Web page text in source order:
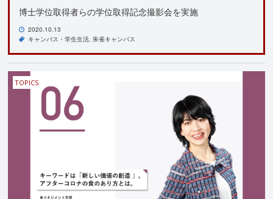
博士学位取得者らの学位取得記念撮影会を実施
2020.10.13
キャンパス・学生生活 朱雀キャンパス
TOPICS